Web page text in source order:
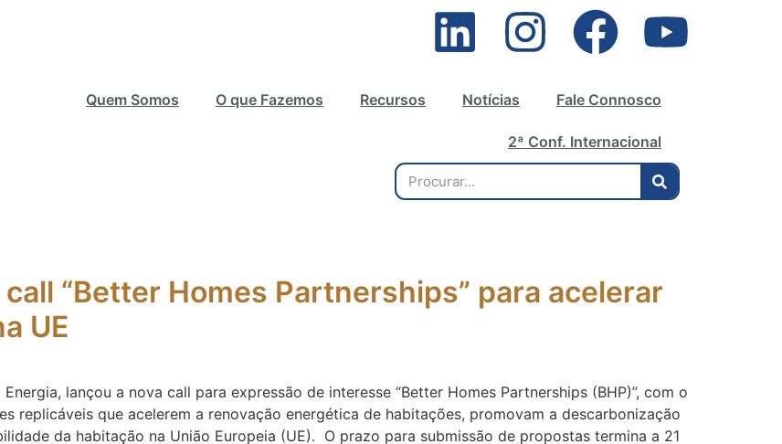
Quem Somos O que Fazemos Recursos Notícias Fale Connosco
2ª Conf. Internacional
“Better Homes Partnerships” para acelerar
UE
lançou a nova call para expressão de interesse “Better Homes Partnerships (BHP)”, com o
replicáveis que acelerem a renovação energética de habitações, promovam a descarbonização
da habitação na União Europeia (UE). O prazo para submissão de propostas termina a 21